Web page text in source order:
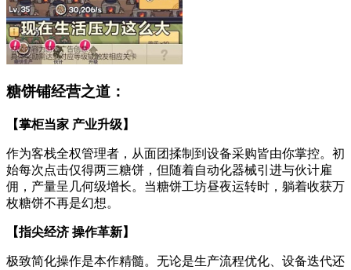
糖饼铺经营之道：
【掌柜当家 产业升级】
作为客栈全权管理者，从面团揉制到设备采购皆由你掌控。初
始每次点击仅得两三糖饼，但随着自动化器械引进与伙计雇
佣，产量呈几何级增长。当糖饼工坊昼夜运转时，躺着收获万
枚糖饼不再是幻想。
【指尖经济 操作革新】
极致简化操作是本作精髓。无论是生产流程优化、设备迭代还